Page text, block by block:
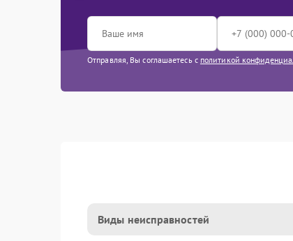
Отправляя, Вы соглашаетесь с политикой
Виды неисправностей